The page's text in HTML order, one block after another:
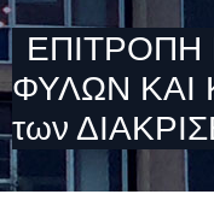
ΕΠΙΤΡΟΠΗ
ΦΥΛΩΝ ΚΑΙ
των